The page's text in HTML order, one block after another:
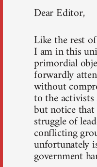
Dear Editor,
Like the rest
I am in this
primordial
forwardly
without
to the
but notice
struggle of
conflicting
unfortunately
government